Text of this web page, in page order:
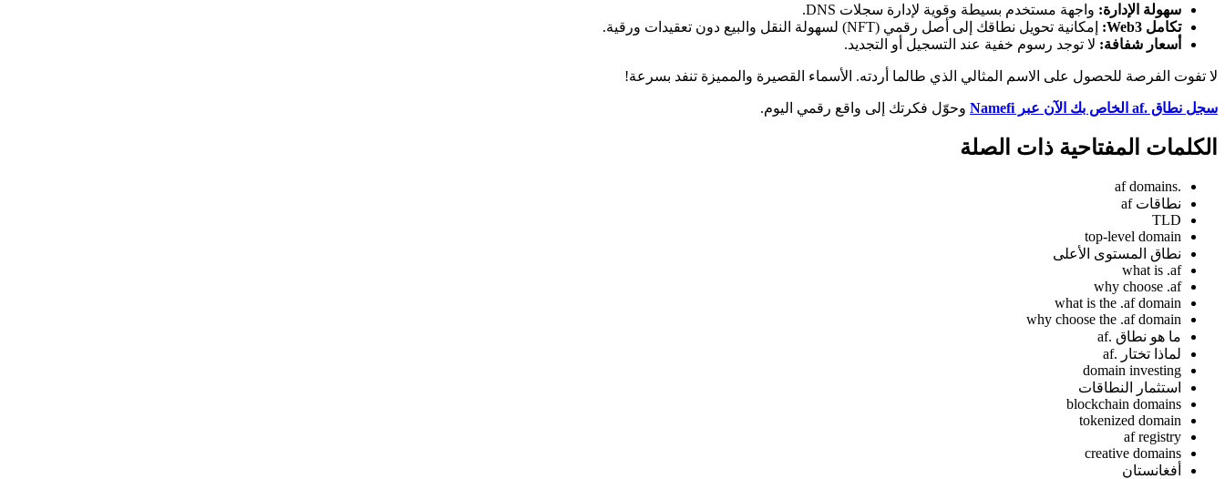
سهولة الإدارة: واجهة مستخدم بسيطة وقوية لإدارة سجلات DNS.
تكامل Web3:
إمكانية تحويل نطاقك إلى أصل رقمي (NFT) لسهولة النقل والبيع دون تعقيدات ورقية.
أسعار شفافة: لا توجد رسوم خفية عند التسجيل أو التجديد.
لا تفوت الفرصة للحصول على الاسم المثالي الذي طالما أردته. الأسماء القصيرة والمميزة تنفد بسرعة!
سجل نطاق .af الخاص بك الآن عبر Namefi وحوّل فكرتك إلى واقع رقمي اليوم.
الكلمات المفتاحية ذات الصلة
.af domains
نطاقات af
TLD
top-level domain
نطاق المستوى الأعلى
what is .af
why choose .af
what is the .af domain
why choose the .af domain
ما هو نطاق .af
لماذا تختار .af
domain investing
استثمار النطاقات
blockchain domains
tokenized domain
af registry
creative domains
أفغانستان